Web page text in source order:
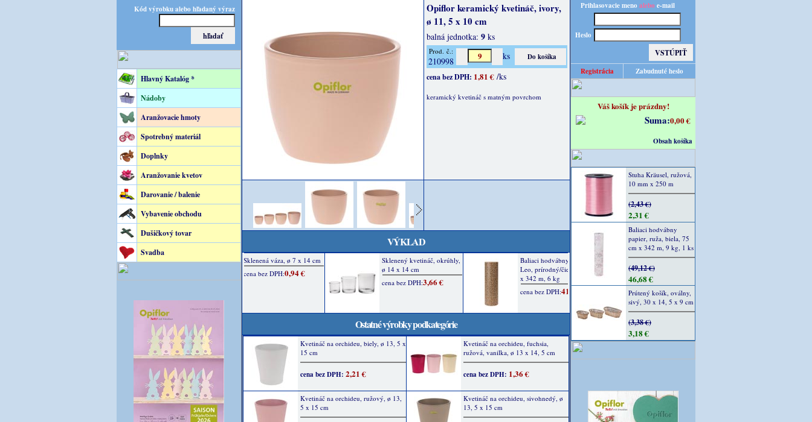
Kód výrobku alebo hľadaný výraz
Hlavný Katalóg *
Nádoby
Aranžovacie hmoty
Spotrebný materiál
Doplnky
Aranžovanie kvetov
Darovanie / balenie
Vybavenie obchodu
Dušičkový tovar
Svadba
Opiflor keramický kvetináč, ivory,
ø 11, 5 x 10 cm
balná jednotka: 9 ks
Prod. č.:
210998 ks
cena bez DPH: 1,81 € /ks
keramický kvetináč s matným povrchom
VÝKLAD
Ostatné výrobky podkategórie
Kvetináč na orchideu, biely, ø 13, 5 x
15 cm
cena bez DPH: 2,21 €
Kvetináč na orchideu, fuchsia,
ružová, vanilka, ø 13 x 14, 5 cm
cena bez DPH: 1,36 €
Kvetináč na orchideu, ružový, ø 13,
5 x 15 cm
Kvetináč na orchideu, sivohnedý, ø
13, 5 x 15 cm
Prihlasovacie meno alebo e-mail
Heslo
Registrácia Zabudnuté heslo
Váš košík je prázdny!
Suma:0,00 €
Obsah košíka
Stuha Kräusel, ružová,
10 mm x 250 m
(2,43 €)
2,31 €
Baliaci hodvábny
papier, ruža, biela, 75
cm x 342 m, 9 kg, 1 ks
(49,12 €)
46,68 €
Prútený košík, oválny,
sivý, 30 x 14, 5 x 9 cm
(3,38 €)
3,18 €